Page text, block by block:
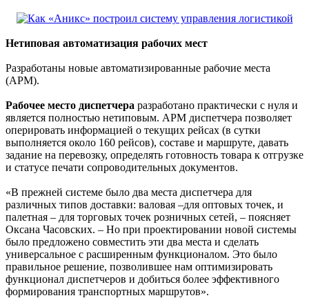
Нетиповая автоматизация рабочих мест
Разработаны новые автоматизированные рабочие места
(АРМ).
Рабочее место диспетчера разработано практически с нуля и
является полностью нетиповым. АРМ диспетчера позволяет
оперировать информацией о текущих рейсах (в сутки
выполняется около 160 рейсов), составе и маршруте, давать
задание на перевозку, определять готовность товара к отгрузке
и статусе печати сопроводительных документов.
«В прежней системе было два места диспетчера для
различных типов доставки: валовая –для оптовых точек, и
палетная – для торговых точек розничных сетей, – поясняет
Оксана Часовских. – Но при проектировании новой системы
было предложено совместить эти два места и сделать
универсальное с расширенным функционалом. Это было
правильное решение, позволившее нам оптимизировать
функционал диспетчеров и добиться более эффективного
формирования транспортных маршрутов».